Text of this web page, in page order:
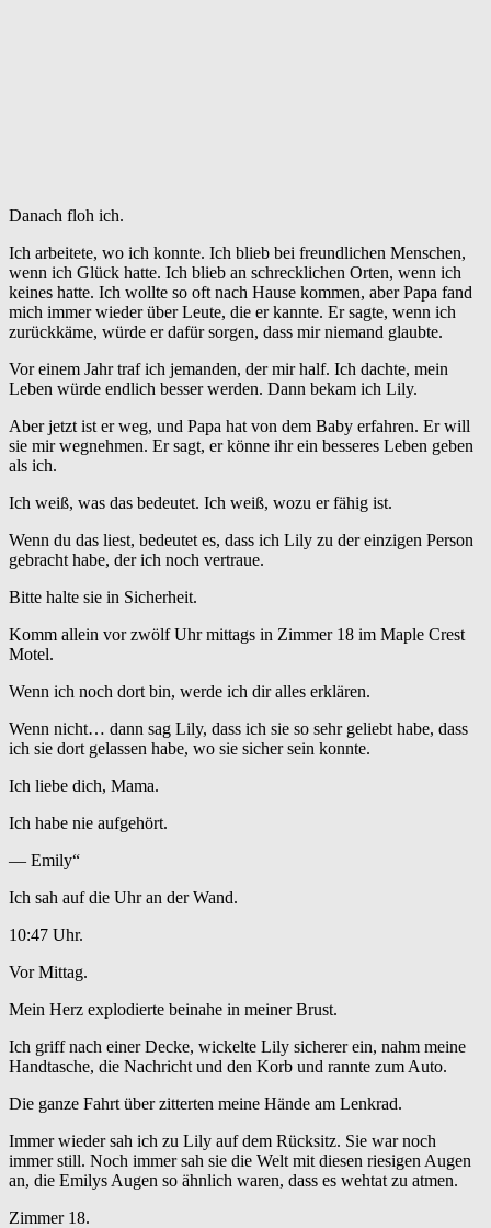
Danach floh ich.
Ich arbeitete, wo ich konnte. Ich blieb bei freundlichen Menschen,
wenn ich Glück hatte. Ich blieb an schrecklichen Orten, wenn ich
keines hatte. Ich wollte so oft nach Hause kommen, aber Papa fand
mich immer wieder über Leute, die er kannte. Er sagte, wenn ich
zurückkäme, würde er dafür sorgen, dass mir niemand glaubte.
Vor einem Jahr traf ich jemanden, der mir half. Ich dachte, mein
Leben würde endlich besser werden. Dann bekam ich Lily.
Aber jetzt ist er weg, und Papa hat von dem Baby erfahren. Er will
sie mir wegnehmen. Er sagt, er könne ihr ein besseres Leben geben
als ich.
Ich weiß, was das bedeutet. Ich weiß, wozu er fähig ist.
Wenn du das liest, bedeutet es, dass ich Lily zu der einzigen Person
gebracht habe, der ich noch vertraue.
Bitte halte sie in Sicherheit.
Komm allein vor zwölf Uhr mittags in Zimmer 18 im Maple Crest
Motel.
Wenn ich noch dort bin, werde ich dir alles erklären.
Wenn nicht… dann sag Lily, dass ich sie so sehr geliebt habe, dass
ich sie dort gelassen habe, wo sie sicher sein konnte.
Ich liebe dich, Mama.
Ich habe nie aufgehört.
— Emily“
Ich sah auf die Uhr an der Wand.
10:47 Uhr.
Vor Mittag.
Mein Herz explodierte beinahe in meiner Brust.
Ich griff nach einer Decke, wickelte Lily sicherer ein, nahm meine
Handtasche, die Nachricht und den Korb und rannte zum Auto.
Die ganze Fahrt über zitterten meine Hände am Lenkrad.
Immer wieder sah ich zu Lily auf dem Rücksitz. Sie war noch
immer still. Noch immer sah sie die Welt mit diesen riesigen Augen
an, die Emilys Augen so ähnlich waren, dass es wehtat zu atmen.
Zimmer 18.